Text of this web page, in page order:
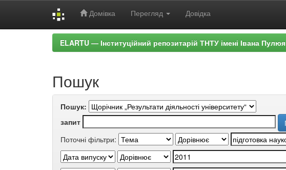
Домівка Перегляд Довідка
ELARTU — Інституційний репозитарій ТНТУ імені Івана Пулюя
Пошук
Пошук:
запит
Поточні фільтри: